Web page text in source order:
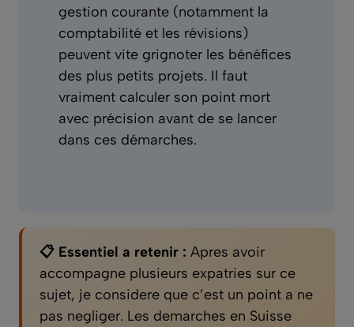
gestion courante (notamment la
comptabilité et les révisions)
peuvent vite grignoter les bénéfices
des plus petits projets. Il faut
vraiment calculer son point mort
avec précision avant de se lancer
dans ces démarches.
📋 Essentiel a retenir : Apres avoir
accompagne plusieurs expatries sur ce
sujet, je considere que c’est un point a ne
pas negliger. Les demarches en Suisse